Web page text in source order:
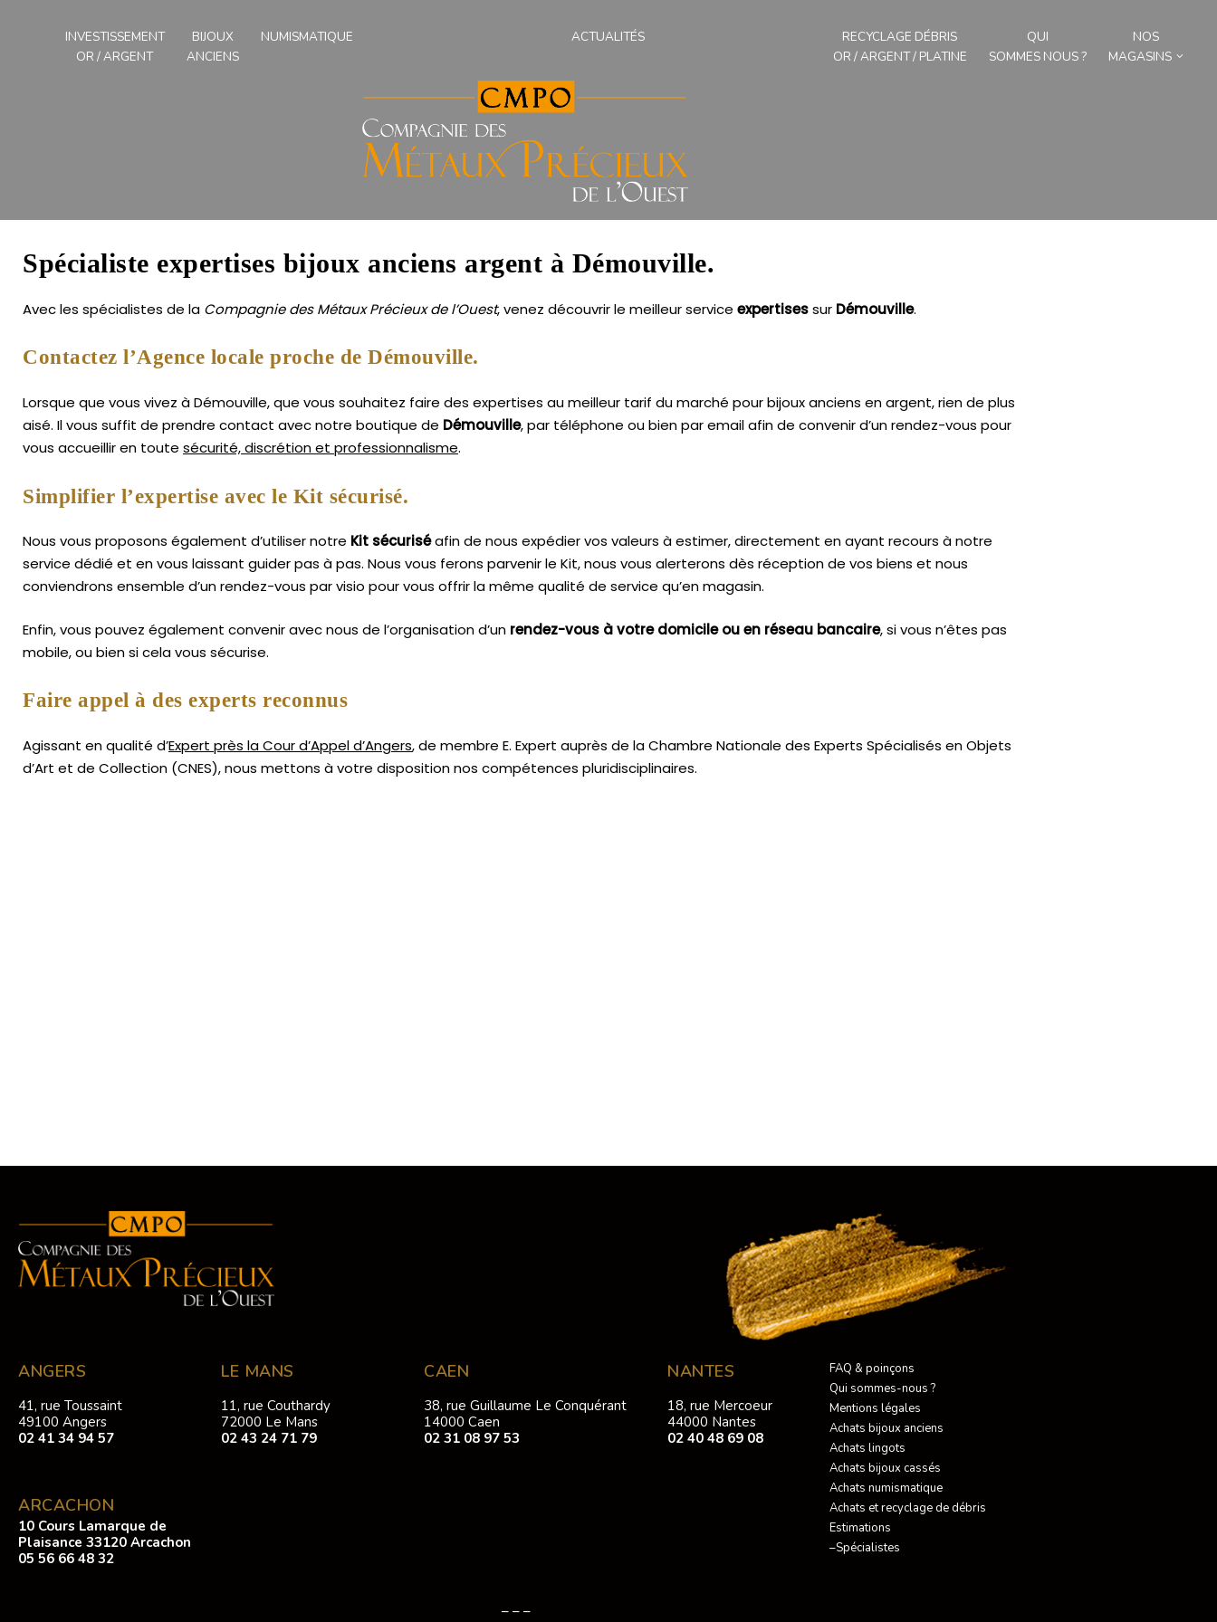
INVESTISSEMENT
OR / ARGENT
BIJOUX
ANCIENS
NUMISMATIQUE ACTUALITÉS
RECYCLAGE DÉBRIS
OR / ARGENT / PLATINE
QUI
SOMMES NOUS ?
NOS
MAGASINS
Spécialiste expertises bijoux anciens argent à Démouville.
Avec les spécialistes de la Compagnie des Métaux Précieux de l’Ouest, venez découvrir le meilleur service expertisessur Démouville.
Contactez l’Agence locale proche de Démouville.
Lorsque que vous vivez à Démouville, que vous souhaitez faire des expertises au meilleur tarif du marché pour bijoux anciens en argent, rien de plus
aisé. Il vous suffit de prendre contact avec notre boutique de Démouville, par téléphone ou bien par email afin de convenir d’un rendez-vous pour
vous accueillir en toute sécurité, discrétion et professionnalisme.
Simplifier l’expertise avec le Kit sécurisé.
Nous vous proposons également d’utiliser notre Kit sécuriséafin de nous expédier vos valeurs à estimer, directement en ayant recours à notre
service dédié et en vous laissant guider pas à pas. Nous vous ferons parvenir le Kit, nous vous alerterons dès réception de vos biens et nous
conviendrons ensemble d’un rendez-vous par visio pour vous offrir la même qualité de service qu’en magasin.
Enfin, vous pouvez également convenir avec nous de l’organisation d’un rendez-vous à votre domicile ou en réseau bancaire, si vous n’êtes pas
mobile, ou bien si cela vous sécurise.
Faire appel à des experts reconnus
Agissant en qualité d’Expert près la Cour d’Appel d’Angers, de membre E. Expert auprès de laChambre Nationale des Experts Spécialisés en Objets
d’Art et de Collection (CNES),nous mettons à votre disposition nos compétences pluridisciplinaires.
ANGERS
41, rue Toussaint
49100 Angers
02 41 34 94 57
ARCACHON
10 Cours Lamarque de
Plaisance 33120 Arcachon
05 56 66 48 32
LE MANS
11, rue Couthardy
72000 Le Mans
02 43 24 71 79
CAEN
38, rue Guillaume Le Conquérant
14000 Caen
02 31 08 97 53
NANTES
18, rue Mercoeur
44000 Nantes
02 40 48 69 08
FAQ & poinçons
Qui sommes-nous ?
Mentions légales
Achats bijoux anciens
Achats lingots
Achats bijoux cassés
Achats numismatique
Achats et recyclage de débris
Estimations
–Spécialistes
– – –